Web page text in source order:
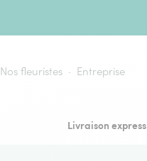
Nos fleuristes Entreprise
Livraison express